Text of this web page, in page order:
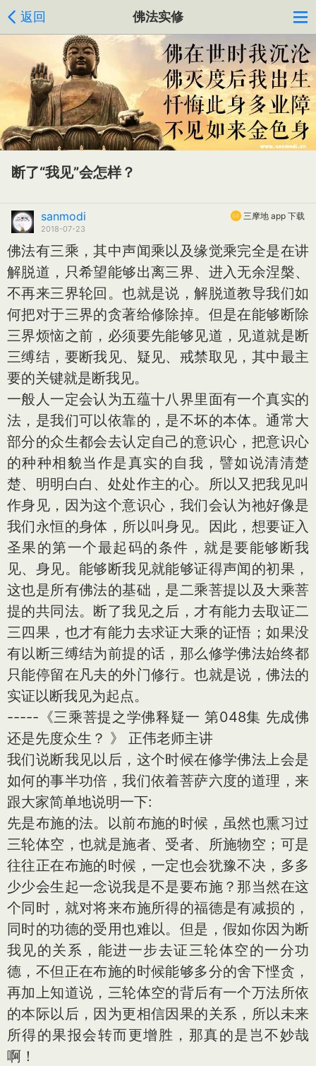
返回 佛法实修
断了“我见”会怎样？
三摩地 app 下载
sanmodi
2018-07-23
佛法有三乘，其中声闻乘以及缘觉乘完全是在讲
解脱道，只希望能够出离三界、进入无余涅槃、
不再来三界轮回。也就是说，解脱道教导我们如
何把对于三界的贪著给修除掉。但是在能够断除
三界烦恼之前，必须要先能够见道，见道就是断
三缚结，要断我见、疑见、戒禁取见，其中最主
要的关键就是断我见。
一般人一定会认为五蕴十八界里面有一个真实的
法，是我们可以依靠的，是不坏的本体。通常大
部分的众生都会去认定自己的意识心，把意识心
的种种相貌当作是真实的自我，譬如说清清楚
楚、明明白白、处处作主的心。所以又把我见叫
作身见，因为这个意识心，我们会认为祂好像是
我们永恒的身体，所以叫身见。因此，想要证入
圣果的第一个最起码的条件，就是要能够断我
见、身见。能够断我见就能够证得声闻的初果，
这也是所有佛法的基础，是二乘菩提以及大乘菩
提的共同法。断了我见之后，才有能力去取证二
三四果，也才有能力去求证大乘的证悟；如果没
有以断三缚结为前提的话，那么修学佛法始终都
只能停留在凡夫的外门修行。也就是说，佛法的
实证以断我见为起点。
-----《三乘菩提之学佛释疑一 第048集 先成佛
还是先度众生？ 》 正伟老师主讲
我们说断我见以后，这个时候在修学佛法上会是
如何的事半功倍，我们依着菩萨六度的道理，来
跟大家简单地说明一下:
先是布施的法。以前布施的时候，虽然也熏习过
三轮体空，也就是施者、受者、所施物空；可是
往往正在布施的时候，一定也会犹豫不决，多多
少少会生起一念说我是不是要布施？那当然在这
个同时，就对将来布施所得的福德是有减损的，
同时的功德的受用也难以。但是，假如你因为断
我见的关系，能进一步去证三轮体空的一分功
德，不但正在布施的时候能够多分的舍下悭贪，
再加上知道说，三轮体空的背后有一个万法所依
的本际以后，因为更相信因果的关系，所以未来
所得的果报会转而更增胜，那真的是岂不妙哉
啊！